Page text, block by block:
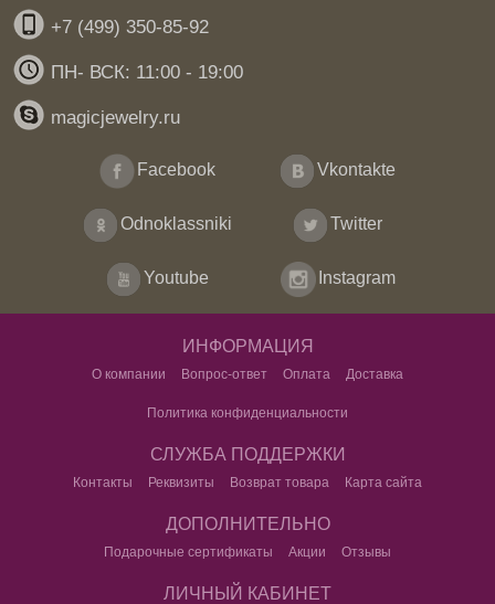
+7 (499) 350-85-92
ПН- ВСК: 11:00 - 19:00
magicjewelry.ru
Facebook Vkontakte
Odnoklassniki Twitter
Youtube Instagram
ИНФОРМАЦИЯ
О компании Вопрос-ответ Оплата Доставка
Политика конфиденциальности
СЛУЖБА ПОДДЕРЖКИ
Контакты Реквизиты Возврат товара Карта сайта
ДОПОЛНИТЕЛЬНО
Подарочные сертификаты Акции Отзывы
ЛИЧНЫЙ КАБИНЕТ